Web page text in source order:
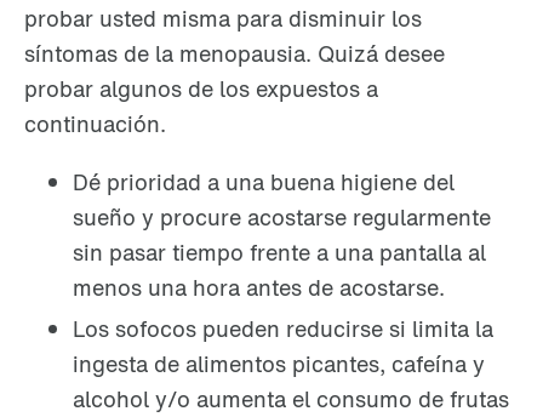
probar usted misma para disminuir los
síntomas de la menopausia. Quizá desee
probar algunos de los expuestos a
continuación.
Dé prioridad a una buena higiene del
sueño y procure acostarse regularmente
sin pasar tiempo frente a una pantalla al
menos una hora antes de acostarse.
Los sofocos pueden reducirse si limita la
ingesta de alimentos picantes, cafeína y
alcohol y/o aumenta el consumo de frutas